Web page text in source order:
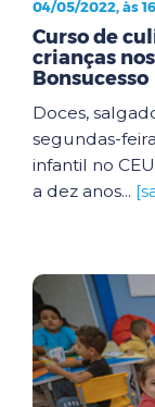
04/05/2022, às
Curso de
crianças
Bonsucesso
Doces,
segundas-
infantil no
a dez anos...